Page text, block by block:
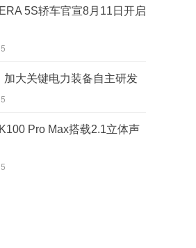
5S轿车官宣8月11日开启
加大关键电力装备自主研发
Pro Max搭载2.1立体声